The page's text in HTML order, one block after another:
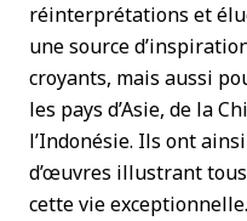
réinterprétations et
une source
croyants, mais aussi
les pays d’Asie, de la
l’Indonésie. Ils ont
d’œuvres illustrant
cette vie